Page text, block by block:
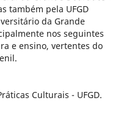
também pela UFGD
da Grande
nos seguintes
e ensino, vertentes do
Culturais - UFGD.